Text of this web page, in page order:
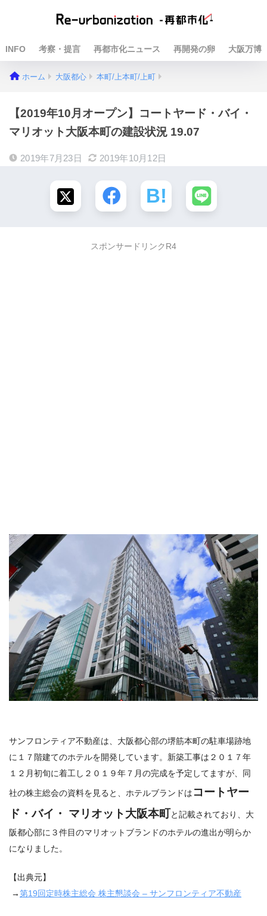
INFO 考察・提言 再都市化ニュース 再開発の卵 大阪万博
ホーム 大阪都心 本町/上本町/上町
【2019年10月オープン】コートヤード・バイ・
マリオット大阪本町の建設状況 19.07
2019年7月23日 2019年10月12日
スポンサードリンクR4
サンフロンティア不動産は、大阪都心部の堺筋本町の駐車場跡地
に１７階建てのホテルを開発しています。新築工事は２０１７年
１２月初旬に着工し２０１９年７月の完成を予定してますが、同
社の株主総会の資料を見ると、ホテルブランドはコートヤー
ド・バイ・ マリオット大阪本町と記載されており、大
阪都心部に３件目のマリオットブランドのホテルの進出が明らか
になりました。
【出典元】
→第19回定時株主総会 株主懇談会 – サンフロンティア不動産